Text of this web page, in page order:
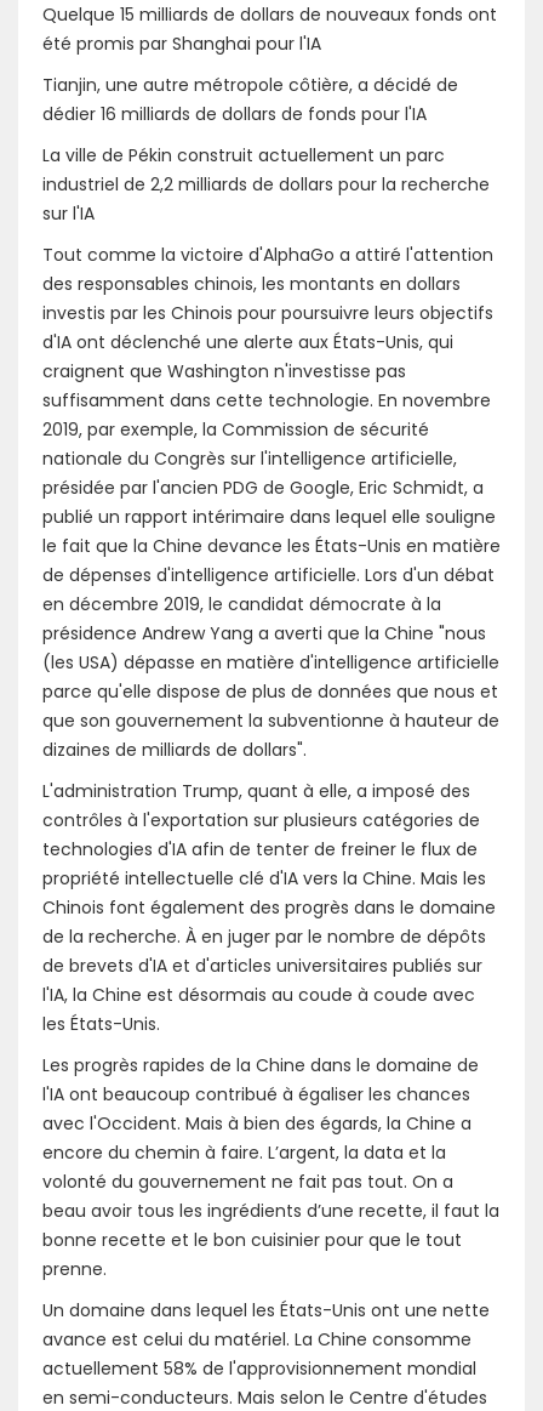
Quelque 15 milliards de dollars de nouveaux fonds ont
été promis par Shanghai pour l'IA
Tianjin, une autre métropole côtière, a décidé de
dédier 16 milliards de dollars de fonds pour l'IA
La ville de Pékin construit actuellement un parc
industriel de 2,2 milliards de dollars pour la recherche
sur l'IA
Tout comme la victoire d'AlphaGo a attiré l'attention
des responsables chinois, les montants en dollars
investis par les Chinois pour poursuivre leurs objectifs
d'IA ont déclenché une alerte aux États-Unis, qui
craignent que Washington n'investisse pas
suffisamment dans cette technologie. En novembre
2019, par exemple, la Commission de sécurité
nationale du Congrès sur l'intelligence artificielle,
présidée par l'ancien PDG de Google, Eric Schmidt, a
publié un rapport intérimaire dans lequel elle souligne
le fait que la Chine devance les États-Unis en matière
de dépenses d'intelligence artificielle. Lors d'un débat
en décembre 2019, le candidat démocrate à la
présidence Andrew Yang a averti que la Chine "nous
(les USA) dépasse en matière d'intelligence artificielle
parce qu'elle dispose de plus de données que nous et
que son gouvernement la subventionne à hauteur de
dizaines de milliards de dollars".
L'administration Trump, quant à elle, a imposé des
contrôles à l'exportation sur plusieurs catégories de
technologies d'IA afin de tenter de freiner le flux de
propriété intellectuelle clé d'IA vers la Chine. Mais les
Chinois font également des progrès dans le domaine
de la recherche. À en juger par le nombre de dépôts
de brevets d'IA et d'articles universitaires publiés sur
l'IA, la Chine est désormais au coude à coude avec
les États-Unis.
Les progrès rapides de la Chine dans le domaine de
l'IA ont beaucoup contribué à égaliser les chances
avec l'Occident. Mais à bien des égards, la Chine a
encore du chemin à faire. L’argent, la data et la
volonté du gouvernement ne fait pas tout. On a
beau avoir tous les ingrédients d’une recette, il faut la
bonne recette et le bon cuisinier pour que le tout
prenne.
Un domaine dans lequel les États-Unis ont une nette
avance est celui du matériel. La Chine consomme
actuellement 58% de l'approvisionnement mondial
en semi-conducteurs. Mais selon le Centre d'études